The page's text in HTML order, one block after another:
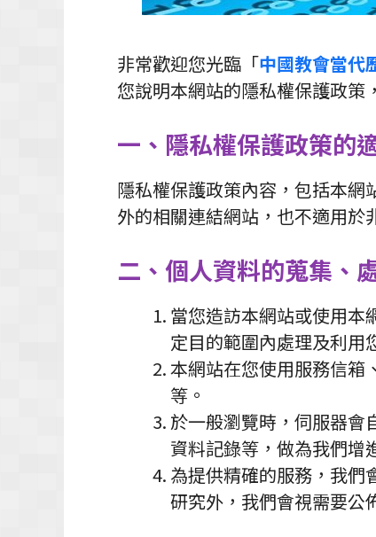
非常歡迎您光臨「中國教會當代
您說明本網站的隱私權保護政策
一、隱私權保護政策的
隱私權保護政策內容，包括本
外的相關連結網站，也不適用於
二、個人資料的蒐集、
當您造訪本網站或使用本
定目的範圍內處理及利用
本網站在您使用服務信箱
等。
於一般瀏覽時，伺服器會
資料記錄等，做為我們增
為提供精確的服務，我們
研究外，我們會視需要公